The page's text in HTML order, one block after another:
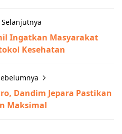
Ingatkan Masyarakat
Kesehatan
Dandim Jepara Pastikan
Maksimal